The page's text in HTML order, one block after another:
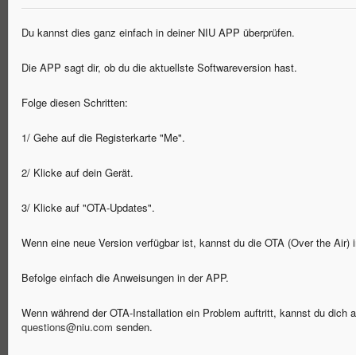
Du kannst dies ganz einfach in deiner NIU APP überprüfen.
Die APP sagt dir, ob du die aktuellste Softwareversion hast.
Folge diesen Schritten:
1/ Gehe auf die Registerkarte "Me".
2/ Klicke auf dein Gerät.
3/ Klicke auf "OTA-Updates".
Wenn eine neue Version verfügbar ist, kannst du die OTA (Over the Air)
Befolge einfach die Anweisungen in der APP.
Wenn während der OTA-Installation ein Problem auftritt, kannst du dich
questions@niu.com senden.